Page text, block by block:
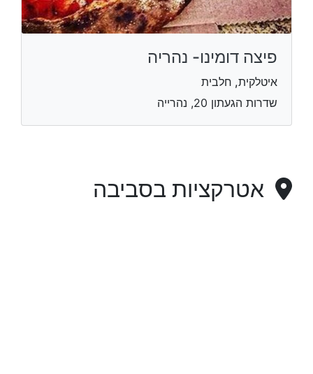
פיצה דומינו- נהריה
איטלקית, חלבית
שדרות הגעתון 20, נהרייה
אטרקציות בסביבה